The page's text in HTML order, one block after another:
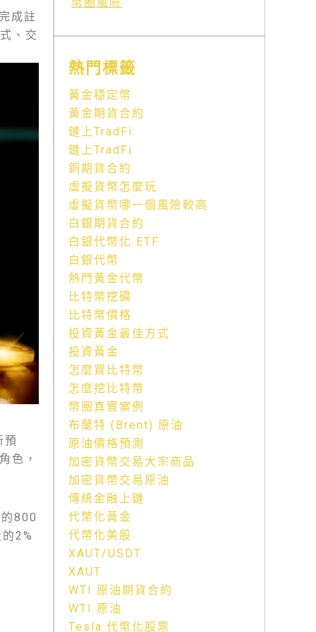
成註
、交
預
色，
800
2%
熱門標籤
黃金穩定幣
黃金期貨合約
鏈上TradFi:
鏈上TradFi
銅期貨合約
虛擬貨幣怎麼玩
虛擬貨幣哪一個風險較高
白銀期貨合約
白銀代幣化 ETF
白銀代幣
熱門黃金代幣
比特幣挖礦
比特幣價格
投資黃金最佳方式
投資黃金
怎麼買比特幣
怎麼挖比特幣
幣圈真實案例
布蘭特 (Brent) 原油
原油價格預測
加密貨幣交易大宗商品
加密貨幣交易原油
傳統金融上鏈
代幣化黃金
代幣化美股
XAUT/USDT
XAUT
WTI 原油期貨合約
WTI 原油
Tesla 代幣化股票